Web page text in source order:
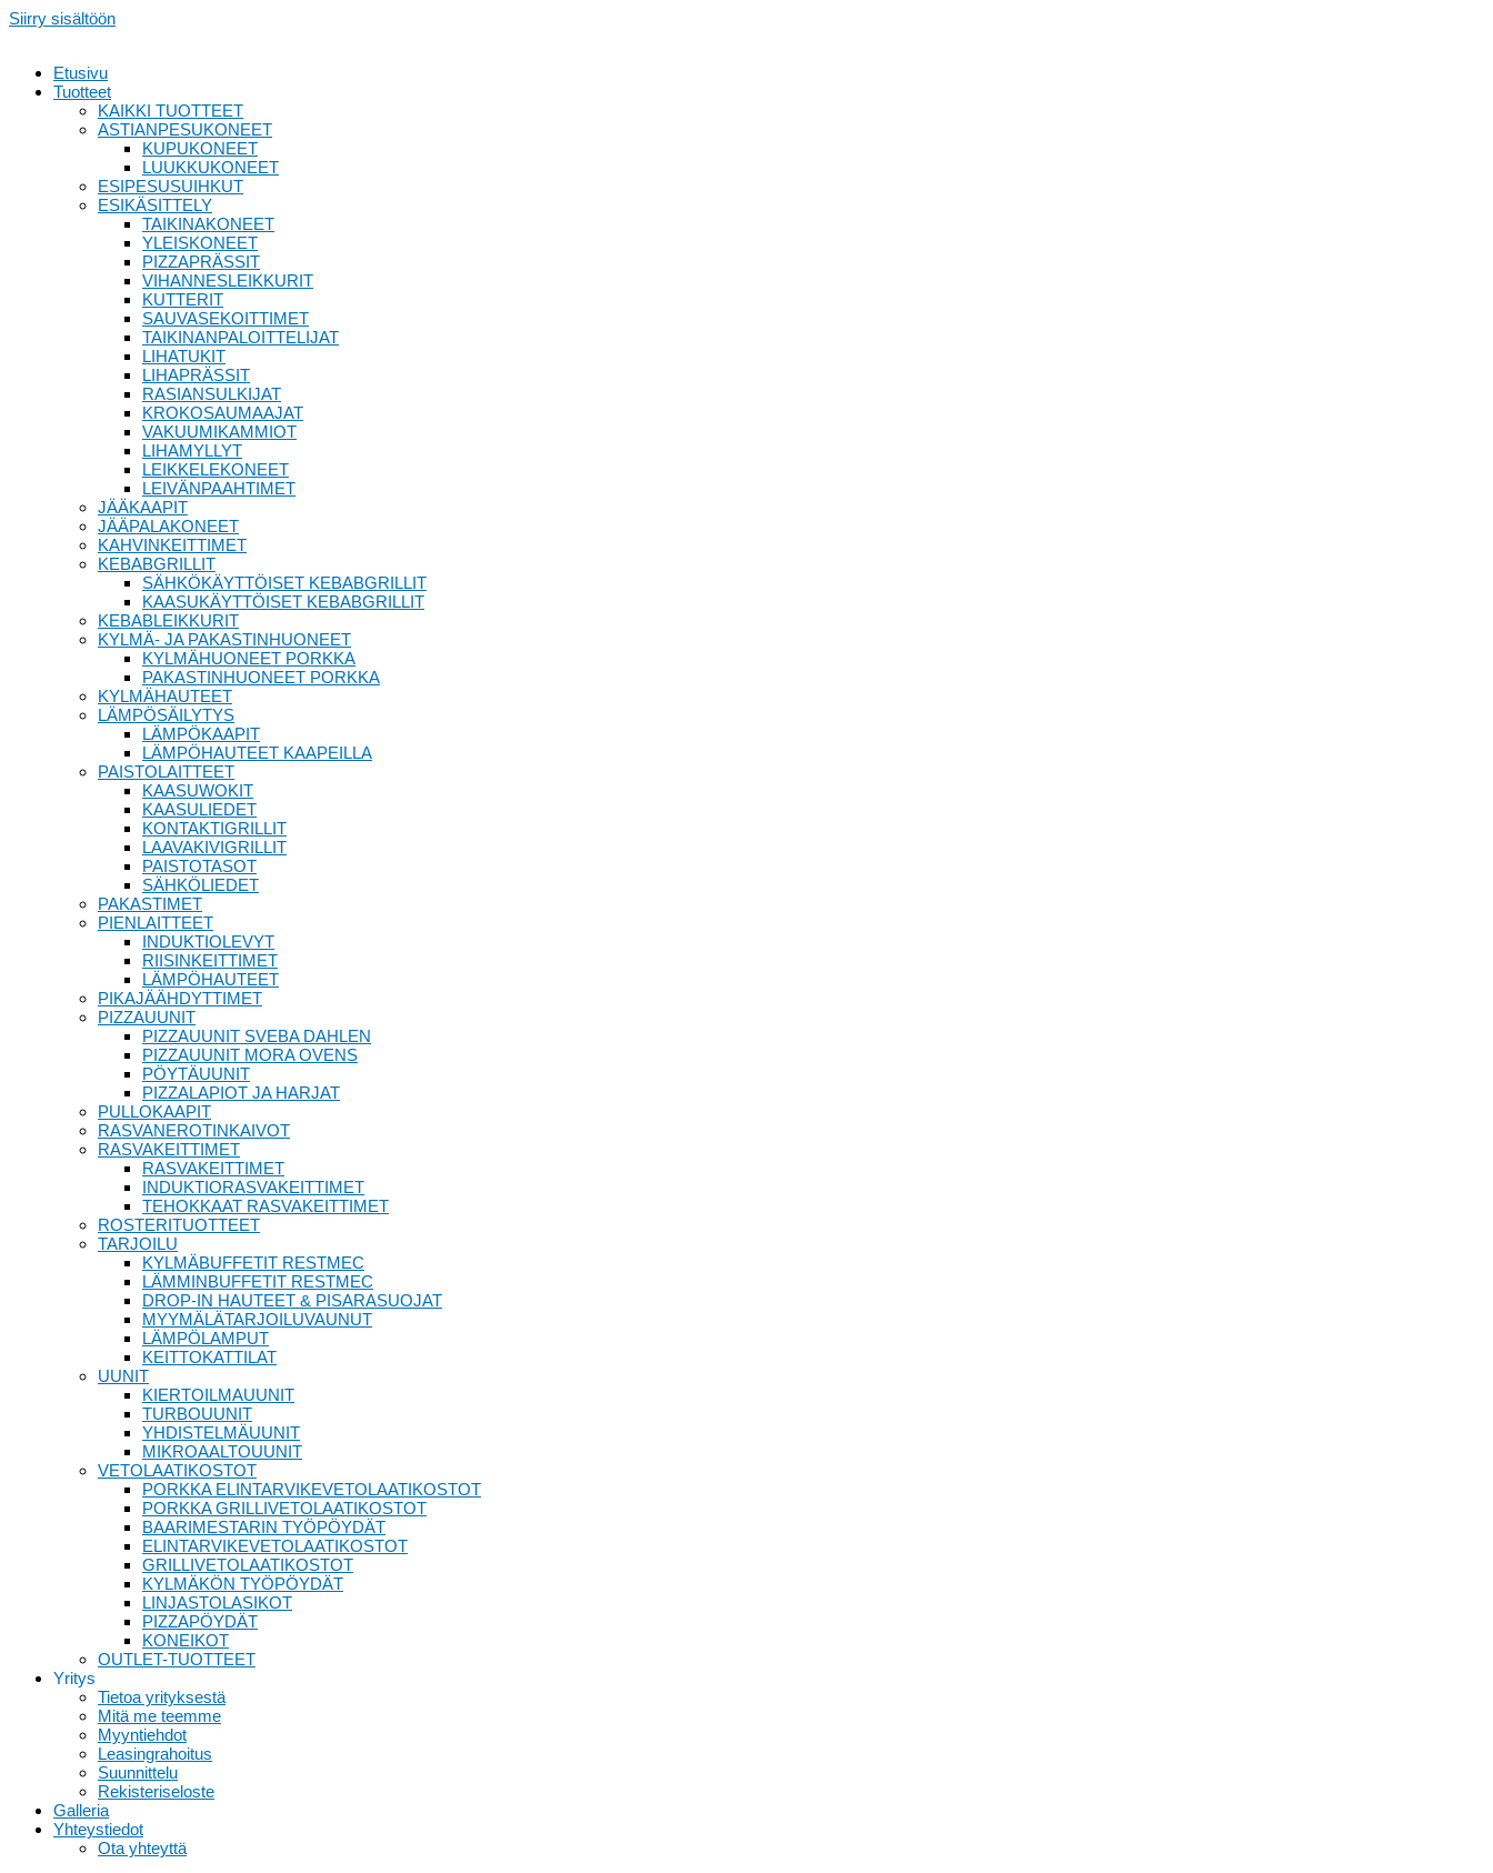
Siirry sisältöön
Etusivu
Tuotteet
KAIKKI TUOTTEET
ASTIANPESUKONEET
KUPUKONEET
LUUKKUKONEET
ESIPESUSUIHKUT
ESIKÄSITTELY
TAIKINAKONEET
YLEISKONEET
PIZZAPRÄSSIT
VIHANNESLEIKKURIT
KUTTERIT
SAUVASEKOITTIMET
TAIKINANPALOITTELIJAT
LIHATUKIT
LIHAPRÄSSIT
RASIANSULKIJAT
KROKOSAUMAAJAT
VAKUUMIKAMMIOT
LIHAMYLLYT
LEIKKELEKONEET
LEIVÄNPAAHTIMET
JÄÄKAAPIT
JÄÄPALAKONEET
KAHVINKEITTIMET
KEBABGRILLIT
SÄHKÖKÄYTTÖISET KEBABGRILLIT
KAASUKÄYTTÖISET KEBABGRILLIT
KEBABLEIKKURIT
KYLMÄ- JA PAKASTINHUONEET
KYLMÄHUONEET PORKKA
PAKASTINHUONEET PORKKA
KYLMÄHAUTEET
LÄMPÖSÄILYTYS
LÄMPÖKAAPIT
LÄMPÖHAUTEET KAAPEILLA
PAISTOLAITTEET
KAASUWOKIT
KAASULIEDET
KONTAKTIGRILLIT
LAAVAKIVIGRILLIT
PAISTOTASOT
SÄHKÖLIEDET
PAKASTIMET
PIENLAITTEET
INDUKTIOLEVYT
RIISINKEITTIMET
LÄMPÖHAUTEET
PIKAJÄÄHDYTTIMET
PIZZAUUNIT
PIZZAUUNIT SVEBA DAHLEN
PIZZAUUNIT MORA OVENS
PÖYTÄUUNIT
PIZZALAPIOT JA HARJAT
PULLOKAAPIT
RASVANEROTINKAIVOT
RASVAKEITTIMET
RASVAKEITTIMET
INDUKTIORASVAKEITTIMET
TEHOKKAAT RASVAKEITTIMET
ROSTERITUOTTEET
TARJOILU
KYLMÄBUFFETIT RESTMEC
LÄMMINBUFFETIT RESTMEC
DROP-IN HAUTEET & PISARASUOJAT
MYYMÄLÄTARJOILUVAUNUT
LÄMPÖLAMPUT
KEITTOKATTILAT
UUNIT
KIERTOILMAUUNIT
TURBOUUNIT
YHDISTELMÄUUNIT
MIKROAALTOUUNIT
VETOLAATIKOSTOT
PORKKA ELINTARVIKEVETOLAATIKOSTOT
PORKKA GRILLIVETOLAATIKOSTOT
BAARIMESTARIN TYÖPÖYDÄT
ELINTARVIKEVETOLAATIKOSTOT
GRILLIVETOLAATIKOSTOT
KYLMÄKÖN TYÖPÖYDÄT
LINJASTOLASIKOT
PIZZAPÖYDÄT
KONEIKOT
OUTLET-TUOTTEET
Yritys
Tietoa yrityksestä
Mitä me teemme
Myyntiehdot
Leasingrahoitus
Suunnittelu
Rekisteriseloste
Galleria
Yhteystiedot
Ota yhteyttä